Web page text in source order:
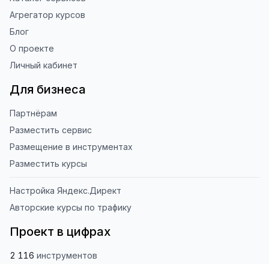
Агрегатор курсов
Блог
О проекте
Личный кабинет
Для бизнеса
Партнёрам
Разместить сервис
Размещение в инструментах
Разместить курсы
Настройка Яндекс.Директ
Авторские курсы по трафику
Проект в цифрах
2 116 инструментов